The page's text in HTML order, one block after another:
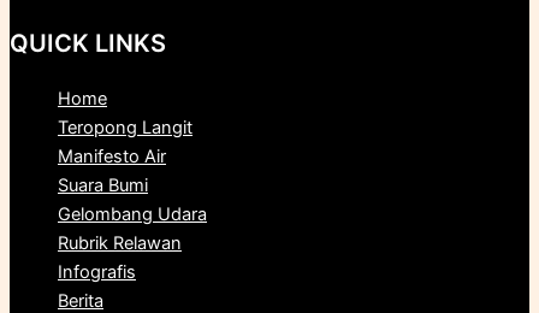
QUICK LINKS
Home
Teropong Langit
Manifesto Air
Suara Bumi
Gelombang Udara
Rubrik Relawan
Infografis
Berita